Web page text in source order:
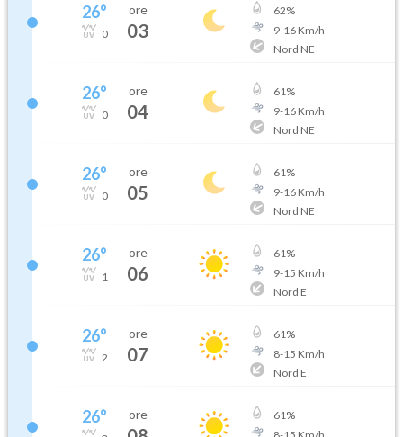
26°
0
ore
03
62%
9-16Km/h
Nord NE
26°
0
ore
04
61%
9-16Km/h
Nord NE
26°
0
ore
05
61%
9-16Km/h
Nord NE
26°
1
ore
06
61%
9-15 Km/h
Nord E
26°
2
ore
07
61%
8-15 Km/h
Nord E
26° ore 61%